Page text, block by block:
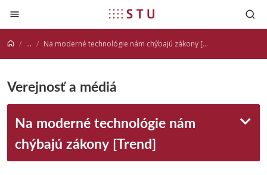
Prejsť na obsah
... Na moderné technológie nám chýbajú zákony [Trend]
Verejnosť a médiá
Na moderné technológie nám
chýbajú zákony [Trend]